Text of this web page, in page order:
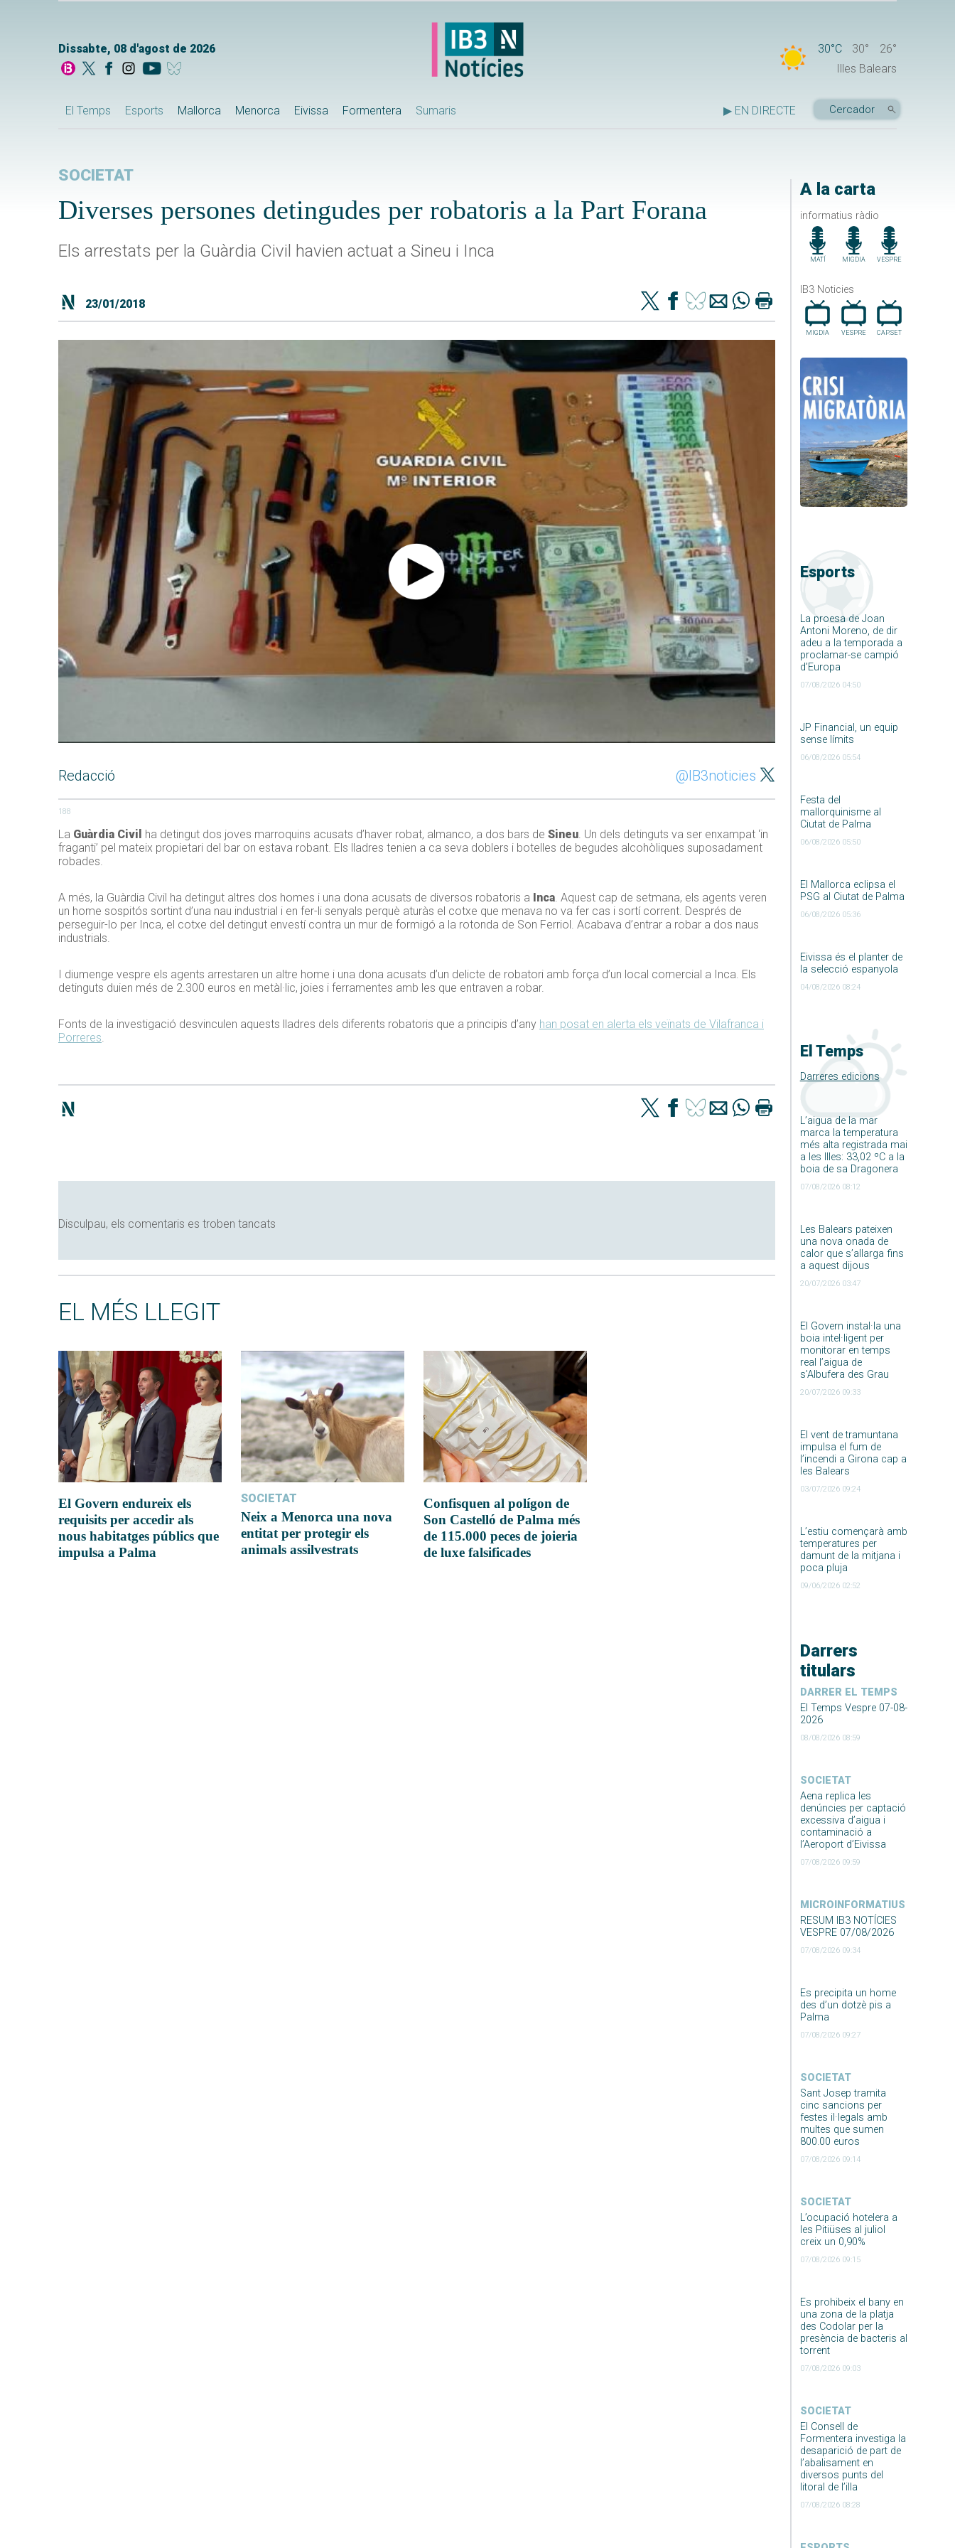
Dissabte, 08 d'agost de 2026 30°C 30°
26°
Illes Balears
El Temps Esports Mallorca Menorca Eivissa Formentera Sumaris ▶ EN DIRECTE
A la carta
informatius ràdio
MATÍ MIGDIA VESPRE
IB3 Noticies
MIGDIA VESPRE CAP.SET
Esports
La proesa de Joan
Antoni Moreno, de dir
adeu a la temporada a
proclamar-se campió
d’Europa
07/08/2026 04:50
JP Financial, un equip
sense límits
06/08/2026 05:54
Festa del
mallorquinisme al
Ciutat de Palma
06/08/2026 05:50
El Mallorca eclipsa el
PSG al Ciutat de Palma
06/08/2026 05:36
Eivissa és el planter de
la selecció espanyola
04/08/2026 08:24
El Temps
Darreres edicions
L’aigua de la mar
marca la temperatura
més alta registrada mai
a les Illes: 33,02 ºC a la
boia de sa Dragonera
07/08/2026 08:12
Les Balears pateixen
una nova onada de
calor que s’allarga fins
a aquest dijous
20/07/2026 03:47
El Govern instal·la una
boia intel·ligent per
monitorar en temps
real l’aigua de
s’Albufera des Grau
20/07/2026 09:33
El vent de tramuntana
impulsa el fum de
l’incendi a Girona cap a
les Balears
03/07/2026 09:24
L’estiu començarà amb
temperatures per
damunt de la mitjana i
poca pluja
09/06/2026 02:52
Darrers
titulars
DARRER EL TEMPS
El Temps Vespre 07-08-
2026
08/08/2026 08:59
SOCIETAT
Aena replica les
denúncies per captació
excessiva d’aigua i
contaminació a
l’Aeroport d’Eivissa
07/08/2026 09:59
MICROINFORMATIUS
RESUM IB3 NOTÍCIES
VESPRE 07/08/2026
07/08/2026 09:34
Es precipita un home
des d’un dotzè pis a
Palma
07/08/2026 09:27
SOCIETAT
Sant Josep tramita
cinc sancions per
festes il·legals amb
multes que sumen
800.00 euros
07/08/2026 09:14
SOCIETAT
L’ocupació hotelera a
les Pitiüses al juliol
creix un 0,90%
07/08/2026 09:15
Es prohibeix el bany en
una zona de la platja
des Codolar per la
presència de bacteris al
torrent
07/08/2026 09:03
SOCIETAT
El Consell de
Formentera investiga la
desaparició de part de
l’abalisament en
diversos punts del
litoral de l’illa
07/08/2026 08:28
SOCIETAT
Diverses persones detingudes per robatoris a la Part Forana
Els arrestats per la Guàrdia Civil havien actuat a Sineu i Inca
23/01/2018
Redacció @IB3noticies
188
La Guàrdia Civil ha detingut dos joves marroquins acusats d’haver robat, almanco, a dos bars de Sineu. Un dels detinguts va ser enxampat ‘in
fraganti’ pel mateix propietari del bar on estava robant. Els lladres tenien a ca seva doblers i botelles de begudes alcohòliques suposadament
robades.
A més, la Guàrdia Civil ha detingut altres dos homes i una dona acusats de diversos robatoris a Inca. Aquest cap de setmana, els agents veren
un home sospitós sortint d’una nau industrial i en fer-li senyals perquè aturàs el cotxe que menava no va fer cas i sortí corrent. Després de
perseguir-lo per Inca, el cotxe del detingut envestí contra un mur de formigó a la rotonda de Son Ferriol. Acabava d’entrar a robar a dos naus
industrials.
I diumenge vespre els agents arrestaren un altre home i una dona acusats d’un delicte de robatori amb força d’un local comercial a Inca. Els
detinguts duien més de 2.300 euros en metàl·lic, joies i ferramentes amb les que entraven a robar.
Fonts de la investigació desvinculen aquests lladres dels diferents robatoris que a principis d’any han posat en alerta els veïnats de Vilafranca i
Porreres.
Disculpau, els comentaris es troben tancats
EL MÉS LLEGIT
El Govern endureix els
requisits per accedir als
nous habitatges públics que
impulsa a Palma
SOCIETAT
Neix a Menorca una nova
entitat per protegir els
animals assilvestrats
Confisquen al polígon de
Son Castelló de Palma més
de 115.000 peces de joieria
de luxe falsificades